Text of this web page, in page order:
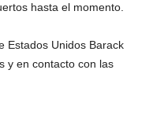
hasta el momento.
Estados Unidos Barack
y en contacto con las